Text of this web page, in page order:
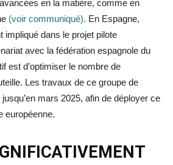
en la matière, comme en
(voir communiqué). En Espagne,
impliqué dans le projet pilote
avec la fédération espagnole du
est d’optimiser le nombre de
Les travaux de ce groupe de
mars 2025, afin de déployer ce
européenne.